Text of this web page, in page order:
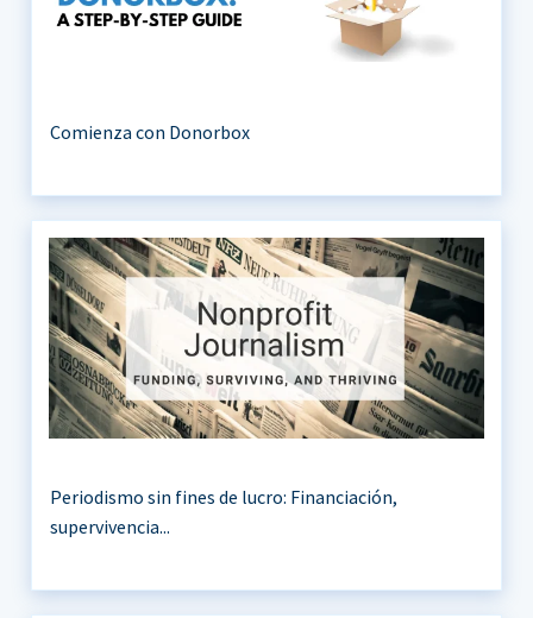
Comienza con Donorbox
Periodismo sin fines de lucro: Financiación,
supervivencia...